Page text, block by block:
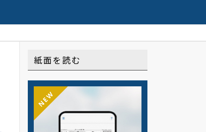
紙面を読む
NEW